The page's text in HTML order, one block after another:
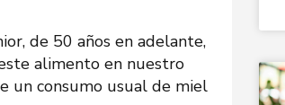
de 50 años en adelante,
alimento en nuestro
un consumo usual de miel